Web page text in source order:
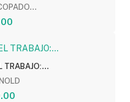
TRABAJO:...